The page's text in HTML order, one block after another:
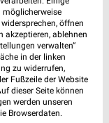
möglicherweise
öffnen
akzeptieren, ablehnen
verwalten“
in der linken
zu widerrufen,
Fußzeile der Website
dieser Seite können
werden unseren
Browserdaten.